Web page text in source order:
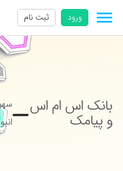
ورود ثبت نام
بانک اس ام اس
و پیامک